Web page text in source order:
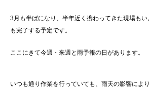
3月も半ばになり、半年近く携わってきた現場も
も完了する予定です。
ここにきて今週・来週と雨予報の日があります。
いつも通り作業を行っていても、雨天の影響によ